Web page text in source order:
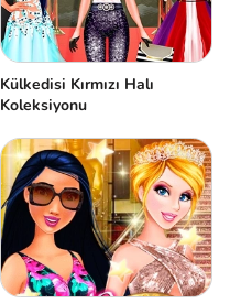
Külkedisi Kırmızı Halı
Koleksiyonu